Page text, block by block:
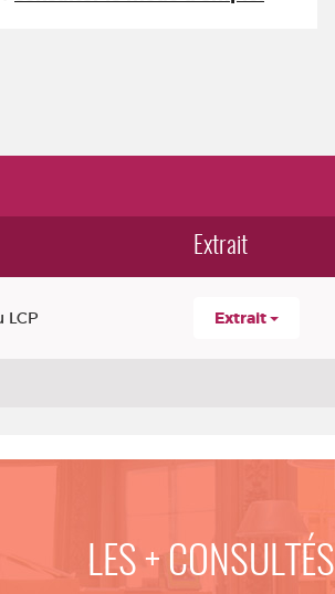
Extrait
LCP Extrait
LES + CONSULTÉS